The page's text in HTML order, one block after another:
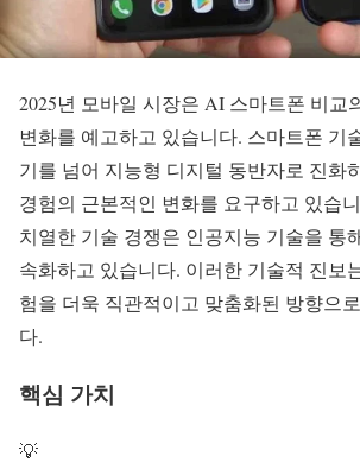
2025년 모바일 시장은 AI 스마트폰 비교
변화를 예고하고 있습니다. 스마트폰 기
기를 넘어 지능형 디지털 동반자로 진화
경험의 근본적인 변화를 요구하고 있습
치열한 기술 경쟁은 인공지능 기술을 통
속화하고 있습니다. 이러한 기술적 진보
험을 더욱 직관적이고 맞춤화된 방향으
다.
핵심 가치
💡